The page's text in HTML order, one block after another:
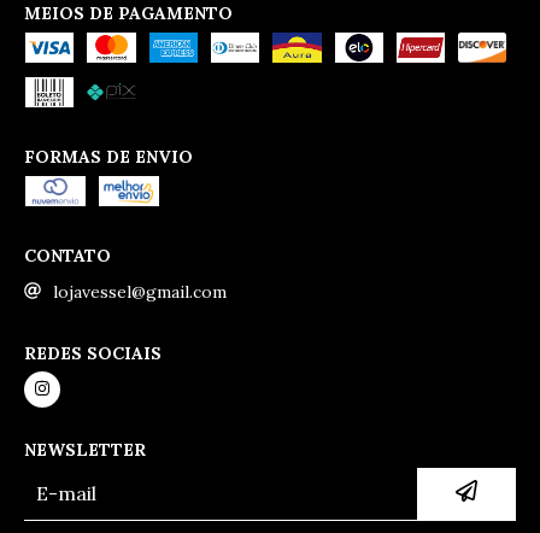
MEIOS DE PAGAMENTO
FORMAS DE ENVIO
CONTATO
lojavessel@gmail.com
REDES SOCIAIS
NEWSLETTER